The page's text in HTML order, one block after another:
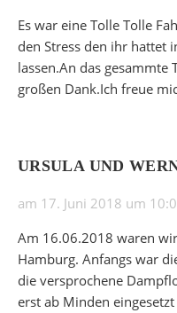
Es war eine Tolle Tolle
den Stress den ihr hattet
lassen.An das gesammte
großen Dank.Ich freue
URSULA UND
am 17. Juni 2018 um
Am 16.06.2018 waren
Hamburg. Anfangs war
die versprochene
erst ab Minden